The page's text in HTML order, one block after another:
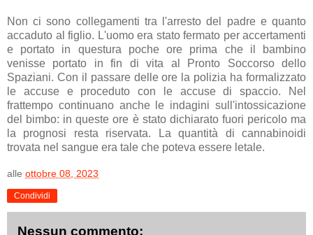
Non ci sono collegamenti tra l'arresto del padre e quanto
accaduto al figlio. L'uomo era stato fermato per accertamenti
e portato in questura poche ore prima che il bambino
venisse portato in fin di vita al Pronto Soccorso dello
Spaziani. Con il passare delle ore la polizia ha formalizzato
le accuse e proceduto con le accuse di spaccio. Nel
frattempo continuano anche le indagini sull'intossicazione
del bimbo: in queste ore è stato dichiarato fuori pericolo ma
la prognosi resta riservata. La quantità di cannabinoidi
trovata nel sangue era tale che poteva essere letale.
alle ottobre 08, 2023
Condividi
Nessun commento: